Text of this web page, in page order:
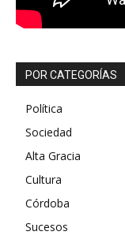
POR CATEGORÍAS
Política
Sociedad
Alta Gracia
Cultura
Córdoba
Sucesos